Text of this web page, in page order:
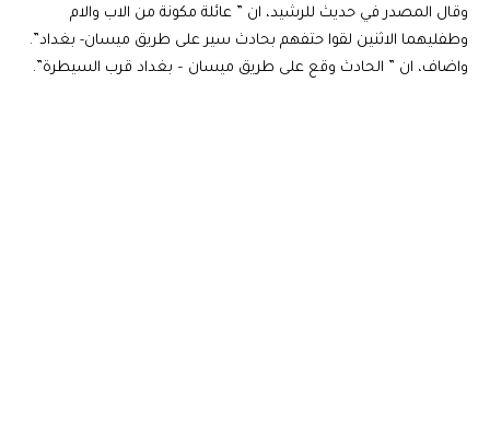
وقال المصدر في حديث للرشيد، ان ” عائلة مكونة من الاب والام
وطفليهما الاثنين لقوا حتفهم بحادث سير على طريق ميسان- بغداد”.
واضاف، ان ” الحادث وقع على طريق ميسان – بغداد قرب السيطرة”.